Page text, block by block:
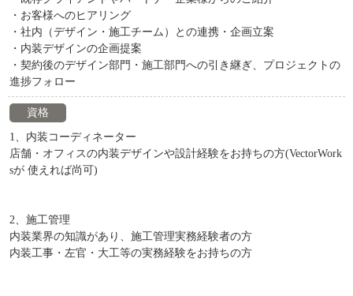
・お客様へのヒアリング
・社内（デザイン・施工チーム）との連携・企画立案
・内装デザインの企画提案
・契約後のデザイン部門・施工部門への引き継ぎ、プロジェクトの
進捗フォロー
資格
1、内装コーディネーター
店舗・オフィスの内装デザインや設計経験をお持ちの⽅(VectorWork
sが 使えれば尚可)
2、施工管理
内装業界の知識があり、施工管理実務経験者の方
内装工事・左官・大工等の実務経験をお持ちの方